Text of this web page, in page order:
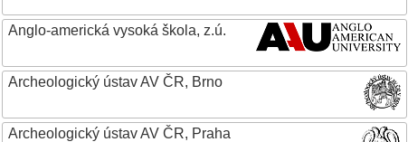
Anglo-americká vysoká škola, z.ú.
Archeologický ústav AV ČR, Brno
Archeologický ústav AV ČR, Praha